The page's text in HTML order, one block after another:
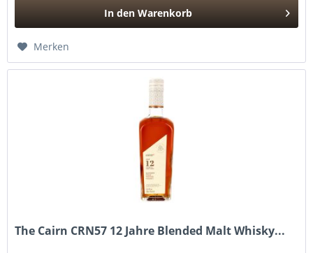
In den Warenkorb
Merken
The Cairn CRN57 12 Jahre Blended Malt Whisky...